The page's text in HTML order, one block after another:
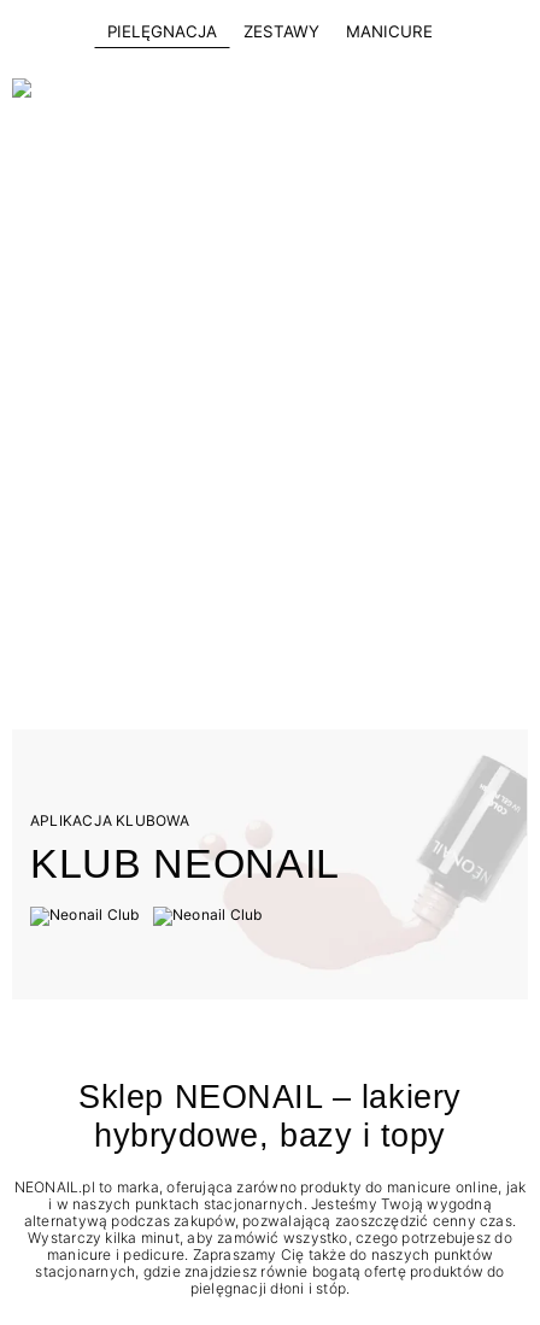
PIELĘGNACJA ZESTAWY MANICURE
APLIKACJA KLUBOWA
KLUB NEONAIL
Sklep NEONAIL – lakiery
hybrydowe, bazy i topy
NEONAIL.pl to marka, oferująca zarówno produkty do manicure online, jak
i w naszych punktach stacjonarnych. Jesteśmy Twoją wygodną
alternatywą podczas zakupów, pozwalającą zaoszczędzić cenny czas.
Wystarczy kilka minut, aby zamówić wszystko, czego potrzebujesz do
manicure i pedicure. Zapraszamy Cię także do naszych punktów
stacjonarnych, gdzie znajdziesz równie bogatą ofertę produktów do
pielęgnacji dłoni i stóp.